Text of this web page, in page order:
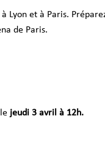
Lyon et à Paris.
de Paris.
jeudi 3 avril à 12h.